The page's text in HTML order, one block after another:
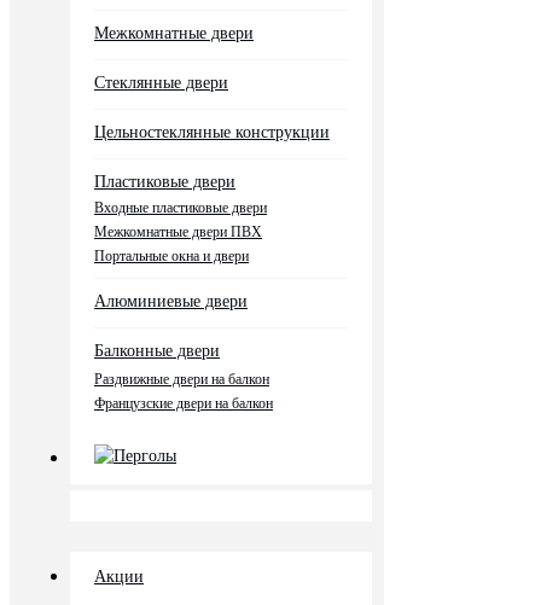
Межкомнатные двери
Стеклянные двери
Цельностеклянные конструкции
Пластиковые двери
Входные пластиковые двери
Межкомнатные двери ПВХ
Портальные окна и двери
Алюминиевые двери
Балконные двери
Раздвижные двери на балкон
Французские двери на балкон
Перголы
Акции